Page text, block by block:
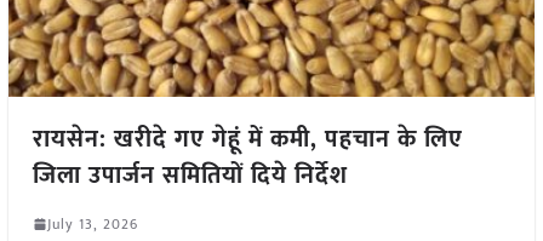
रायसेन: खरीदे गए गेहूं में कमी, पहचान के लिए
जिला उपार्जन समितियों दिये निर्देश
July 13, 2026